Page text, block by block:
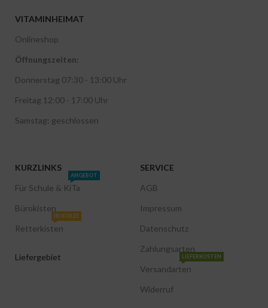
VITAMINHEIMAT
Onlineshop
Öffnungszeiten:
Donnerstag 07:30 - 13:00 Uhr
Freitag 12:00 - 17:00 Uhr
Samstag: geschlossen
KURZLINKS
Für Schule & KiTa
ANGEBOT
Bürokisten
Retterkisten
IN KÜRZE
Liefergebiet
SERVICE
AGB
Impressum
Datenschutz
Zahlungsarten
Versandarten
LIEFERKOSTEN
Widerruf